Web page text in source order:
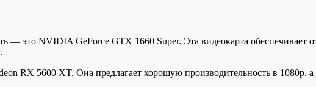
— это NVIDIA GeForce GTX 1660 Super. Эта видеокарта обеспечивает
RX 5600 XT. Она предлагает хорошую производительность в 1080p,